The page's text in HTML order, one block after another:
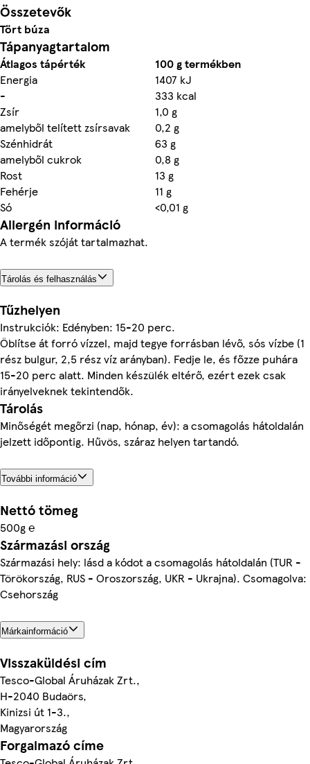
Összetevők
Tört búza
Tápanyagtartalom
Átlagos tápérték
100 g termékben
Energia
1407 kJ
-
333 kcal
Zsír
1,0 g
amelyből telített zsírsavak
0,2 g
Szénhidrát
63 g
amelyből cukrok
0,8 g
Rost
13 g
Fehérje
11 g
Só
<0,01 g
Allergén információ
A termék szóját tartalmazhat.
Tárolás és felhasználás
Tűzhelyen
Instrukciók: Edényben: 15-20 perc.
Öblítse át forró vízzel, majd tegye forrásban lévő, sós vízbe (1
rész bulgur, 2,5 rész víz arányban). Fedje le, és főzze puhára
15-20 perc alatt. Minden készülék eltérő, ezért ezek csak
irányelveknek tekintendők.
Tárolás
Minőségét megőrzi (nap, hónap, év): a csomagolás hátoldalán
jelzett időpontig. Hűvös, száraz helyen tartandó.
További információ
Nettó tömeg
500g ℮
Származási ország
Származási hely: lásd a kódot a csomagolás hátoldalán (TUR -
Törökország, RUS - Oroszország, UKR - Ukrajna). Csomagolva:
Csehország
Márkainformáció
Visszaküldési cím
Tesco-Global Áruházak Zrt.,
H-2040 Budaörs,
Kinizsi út 1-3.,
Magyarország
Forgalmazó címe